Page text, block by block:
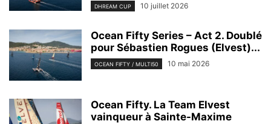
DHREAM CUP 10 juillet 2026
Ocean Fifty Series – Act 2. Doublé
pour Sébastien Rogues (Elvest)...
OCEAN FIFTY / MULTI50 10 mai 2026
Ocean Fifty. La Team Elvest
vainqueur à Sainte-Maxime